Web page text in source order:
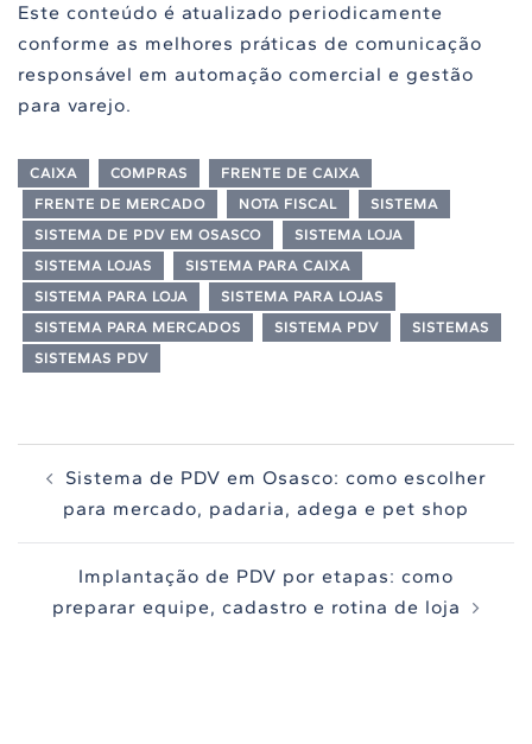
Este conteúdo é atualizado periodicamente
conforme as melhores práticas de comunicação
responsável em automação comercial e gestão
para varejo.
CAIXA COMPRAS
FRENTE DE CAIXA
FRENTE DE MERCADO
NOTA FISCAL
SISTEMA
SISTEMA DE PDV EM OSASCO
SISTEMA LOJA
SISTEMA LOJAS
SISTEMA PARA CAIXA
SISTEMA PARA LOJA
SISTEMA PARA LOJAS
SISTEMA PARA MERCADOS
SISTEMA PDV
SISTEMAS
SISTEMAS PDV
de
posts
Sistema de PDV em Osasco: como escolher
para mercado, padaria, adega e pet shop
Implantação de PDV por etapas: como
preparar equipe, cadastro e rotina de loja